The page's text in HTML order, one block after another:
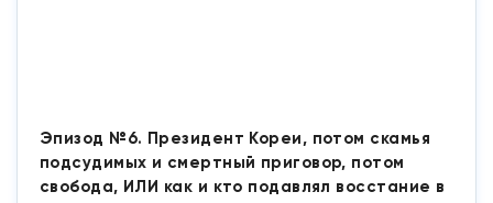
Эпизод №6. Президент Кореи, потом скамья
подсудимых и смертный приговор, потом
свобода, ИЛИ как и кто подавлял восстание в